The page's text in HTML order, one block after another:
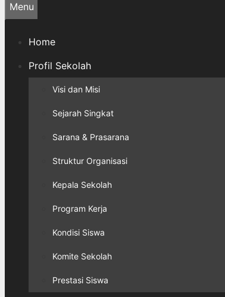
Menu
Home
Profil Sekolah
Visi dan Misi
Sejarah Singkat
Sarana & Prasarana
Struktur Organisasi
Kepala Sekolah
Program Kerja
Kondisi Siswa
Komite Sekolah
Prestasi Siswa